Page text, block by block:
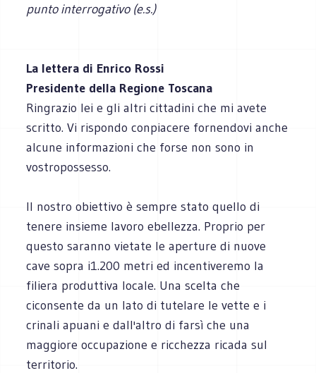
punto interrogativo (e.s.)
La lettera di Enrico Rossi
Presidente della Regione Toscana
Ringrazio lei e gli altri cittadini che mi avete
scritto. Vi rispondo conpiacere fornendovi anche
alcune informazioni che forse non sono in
vostropossesso.
Il nostro obiettivo è sempre stato quello di
tenere insieme lavoro ebellezza. Proprio per
questo saranno vietate le aperture di nuove
cave sopra i1.200 metri ed incentiveremo la
filiera produttiva locale. Una scelta che
ciconsente da un lato di tutelare le vette e i
crinali apuani e dall'altro di farsì che una
maggiore occupazione e ricchezza ricada sul
territorio.